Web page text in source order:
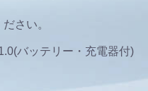
さい。
バッテリー・充電器付)